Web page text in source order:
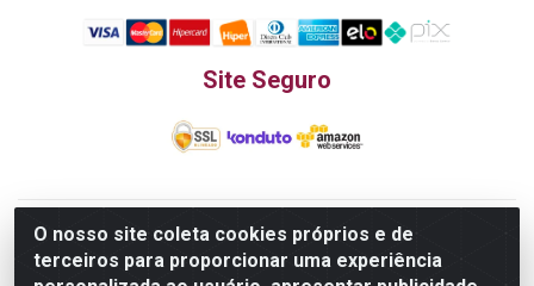
O nosso site coleta cookies próprios e de
terceiros para proporcionar uma experiência
Site Seguro
Edn Utilidades Domésticas Importação e Exportação LTDA - R.
Edmundo Pinto da Cunha, LT APM 06, N 133 - Res. Luiza